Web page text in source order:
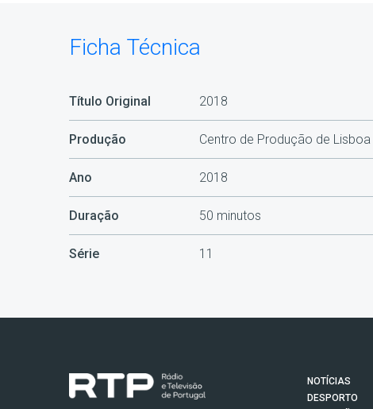
Ficha Técnica
Título Original 2018
Produção Centro de Produção de Lisboa
Ano 2018
Duração 50 minutos
Série 11
NOTÍCIAS
DESPORTO